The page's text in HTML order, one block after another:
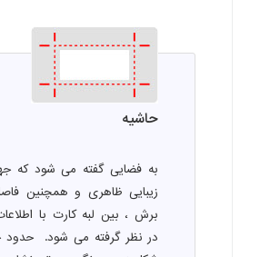
حاشیه
به فضایی گفته می شود که
زیبایی ظاهری و همچنین
برش ، بین لبه کارت با
در نظر گرفته می شود. حدود